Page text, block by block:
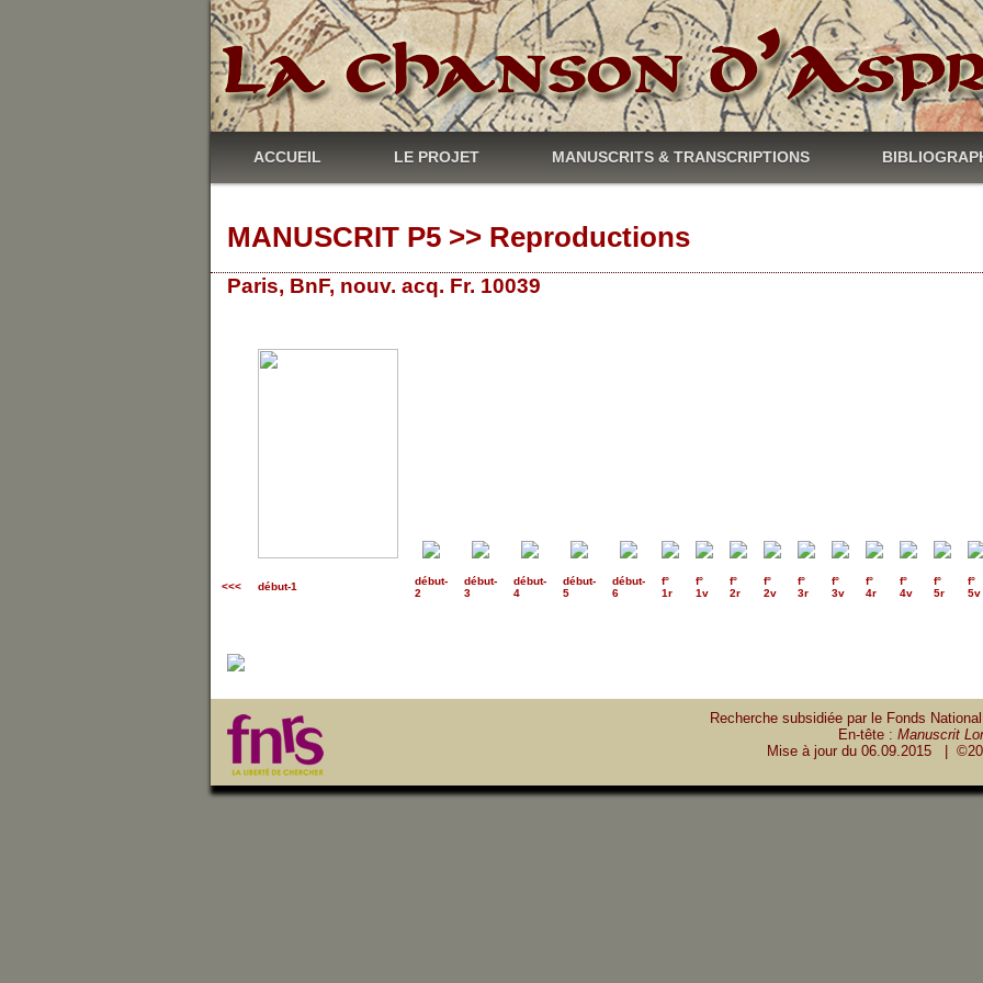
ACCUEIL LE PROJET MANUSCRITS & TRANSCRIPTIONS
MANUSCRIT P5 >> Reproductions
Paris, BnF, nouv. acq. Fr. 10039
<<< début-1 début-
2
début-
3
début-
4
début-
5
début-
6
f°
1r
f°
1v
f°
2r
f°
2v
f°
3r
f°
3v
f°
4r
f°
4v
f°
5r
f°
5v
Recherche subsidiée par le Fonds
En-tête : Manuscrit
Mise à jour du 06.09.2015 |